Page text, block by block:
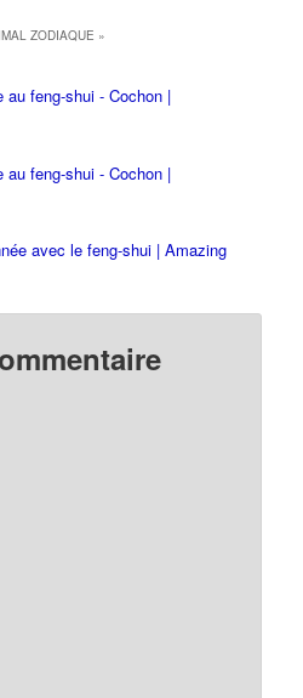
ZODIAQUE »
au feng-shui - Cochon |
au feng-shui - Cochon |
avec le feng-shui | Amazing